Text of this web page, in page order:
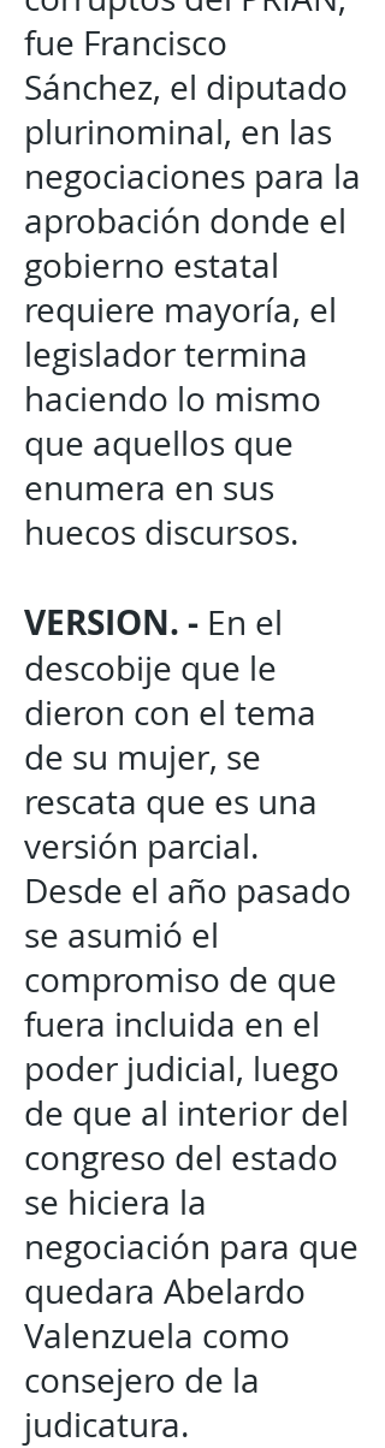
fue Francisco
Sánchez, el diputado
plurinominal, en las
negociaciones para la
aprobación donde el
gobierno estatal
requiere mayoría, el
legislador termina
haciendo lo mismo
que aquellos que
enumera en sus
huecos discursos.
VERSION. - En el
descobije que le
dieron con el tema
de su mujer, se
rescata que es una
versión parcial.
Desde el año pasado
se asumió el
compromiso de que
fuera incluida en el
poder judicial, luego
de que al interior del
congreso del estado
se hiciera la
negociación para que
quedara Abelardo
Valenzuela como
consejero de la
judicatura.